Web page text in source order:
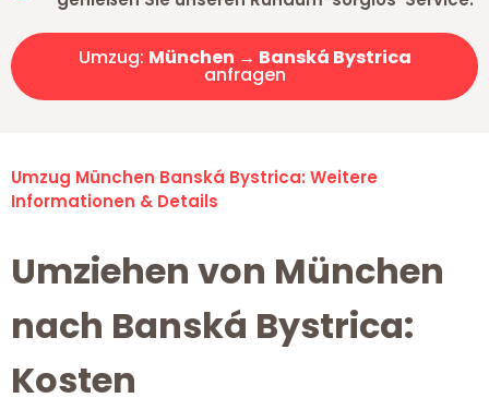
Umzug: München → Banská Bystrica
anfragen
Umzug München Banská Bystrica: Weitere
Informationen & Details
Umziehen von München
nach Banská Bystrica:
Kosten